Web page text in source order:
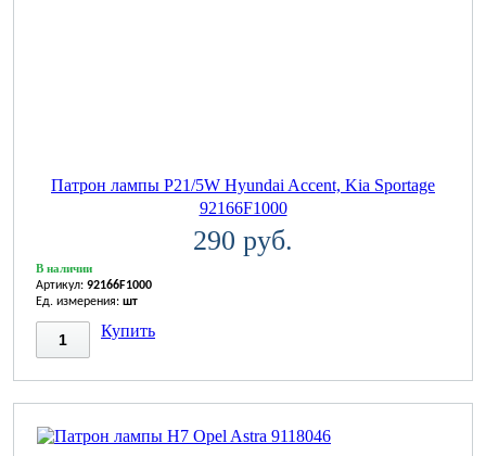
Патрон лампы P21/5W Hyundai Accent, Kia Sportage
92166F1000
290 руб.
В наличии
Артикул: 92166F1000
Ед. измерения: шт
Купить